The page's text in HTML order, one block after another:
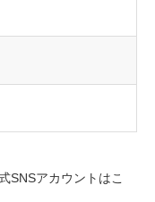
SNSアカウントはこ